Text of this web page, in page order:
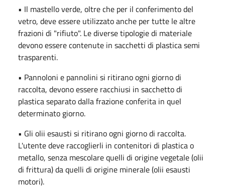
• Il mastello verde, oltre che per il conferimento del
vetro, deve essere utilizzato anche per tutte le altre
frazioni di "rifiuto". Le diverse tipologie di materiale
devono essere contenute in sacchetti di plastica semi
trasparenti.
• Pannoloni e pannolini si ritirano ogni giorno di
raccolta, devono essere racchiusi in sacchetto di
plastica separato dalla frazione conferita in quel
determinato giorno.
• Gli olii esausti si ritirano ogni giorno di raccolta.
L'utente deve raccoglierli in contenitori di plastica o
metallo, senza mescolare quelli di origine vegetale (olii
di frittura) da quelli di origine minerale (olii esausti
motori).